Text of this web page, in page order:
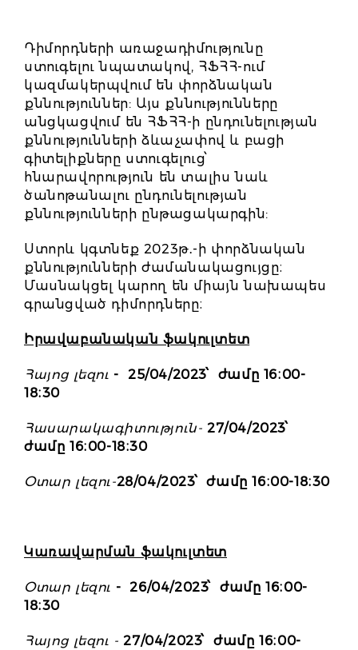
Դիմորդների առաջադիմությունը
ստուգելու նպատակով, ՀՖՀՀ-ում
կազմակերպվում են փորձնական
քննություններ: Այս քննությունները
անցկացվում են ՀՖՀՀ-ի ընդունելության
քննությունների ձևաչափով և բացի
գիտելիքները ստուգելուց՝
հնարավորություն են տալիս նաև
ծանոթանալու ընդունելության
քննությունների ընթացակարգին:
Ստորև կգտնեք 2023թ․-ի փորձնական
քննությունների ժամանակացույցը։
Մասնակցել կարող են միայն նախապես
գրանցված դիմորդները։
Իրավաբանական ֆակուլտետ
Հայոց լեզու - 25/04/2023՝ ժամը 16։00-
18։30
Հասարակագիտություն- 27/04/2023՝
ժամը 16։00-18։30
Օտար լեզու-28/04/2023՝ ժամը 16։00-18։30
Կառավարման ֆակուլտետ
Օտար լեզու - 26/04/2023՝ ժամը 16։00-
18։30
Հայոց լեզու - 27/04/2023՝ ժամը 16։00-